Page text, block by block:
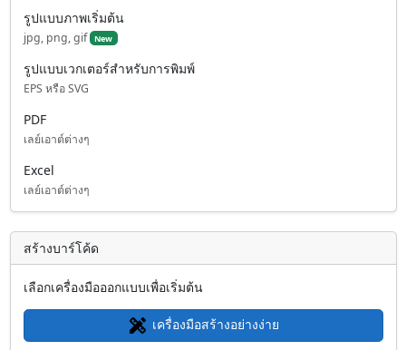
รูปแบบภาพเริ่มต้น
jpg, png, gif New
รูปแบบเวกเตอร์สำหรับการพิมพ์
EPS หรือ SVG
PDF
เลย์เอาต์ต่างๆ
Excel
เลย์เอาต์ต่างๆ
สร้างบาร์โค้ด
เลือกเครื่องมือออกแบบเพื่อเริ่มต้น
เครื่องมือสร้างอย่างง่าย